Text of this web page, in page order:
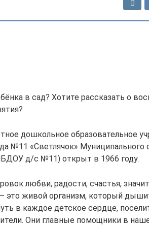
в сад? Хотите рассказать о
дошкольное образовательное
№11 «Светлячок» Муниципального
д/с №11) открыт в 1966 году.
любви, радости, счастья,
это живой организм, который
в каждое детское сердце,
Они главные помощники в